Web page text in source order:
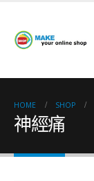
HOME SHOP
神經痛